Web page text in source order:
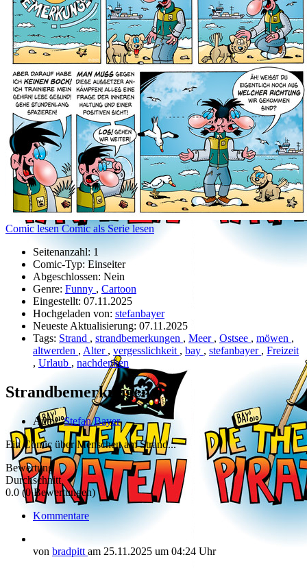
Comic lesenComic als Serie lesen
Seitenanzahl: 1
Comic-Typ: Einseiter
Abgeschlossen: Nein
Genre: Funny , Cartoon
Eingestellt: 07.11.2025
Hochgeladen von: stefanbayer
Neueste Aktualisierung: 07.11.2025
Tags: Strand , strandbemerkungen , Meer , Ostsee , möwen ,
altwerden , Alter , vergesslichkeit , bay , stefanbayer , Freizeit
, Urlaub , nachdenken
Strandbemerkungen 01
Autor:Stefan Bayer
Ein Comic über Menschen am Strand...
Bewertung
Durchschnitt
0.0 (0 Bewertungen)
Kommentare
von bradpitt am 25.11.2025 um 04:24 Uhr